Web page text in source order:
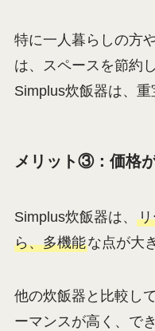
特に一人暮らしの方
は、スペースを節約
Simplus炊飯器は、重
メリット③：価格
Simplus炊飯器は、
ら、多機能な点が大
他の炊飯器と比較し
ーマンスが高く、で